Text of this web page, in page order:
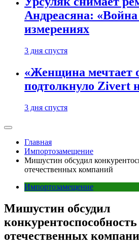
Андреасяна:
измерениях
3 дня спустя
«Женщина мечтает
подтолкнуло Zivert
3 дня спустя
Главная
Импортозамещение
Мишустин обсудил
отечественных компаний
Импортозамещение
Мишустин обсудил
конкурентоспособность
отечественных